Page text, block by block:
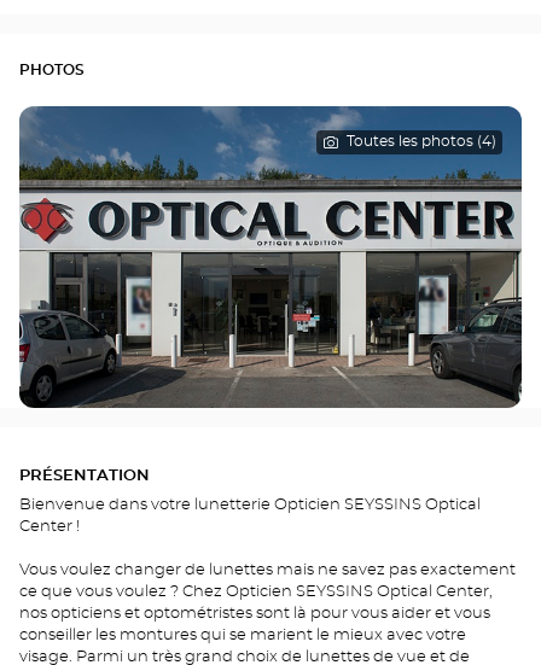
PHOTOS
Toutes les photos (4)
PRÉSENTATION
Bienvenue dans votre lunetterie Opticien SEYSSINS Optical
Center !
Vous voulez changer de lunettes mais ne savez pas exactement
ce que vous voulez ? Chez Opticien SEYSSINS Optical Center,
nos opticiens et optométristes sont là pour vous aider et vous
conseiller les montures qui se marient le mieux avec votre
visage. Parmi un très grand choix de lunettes de vue et de